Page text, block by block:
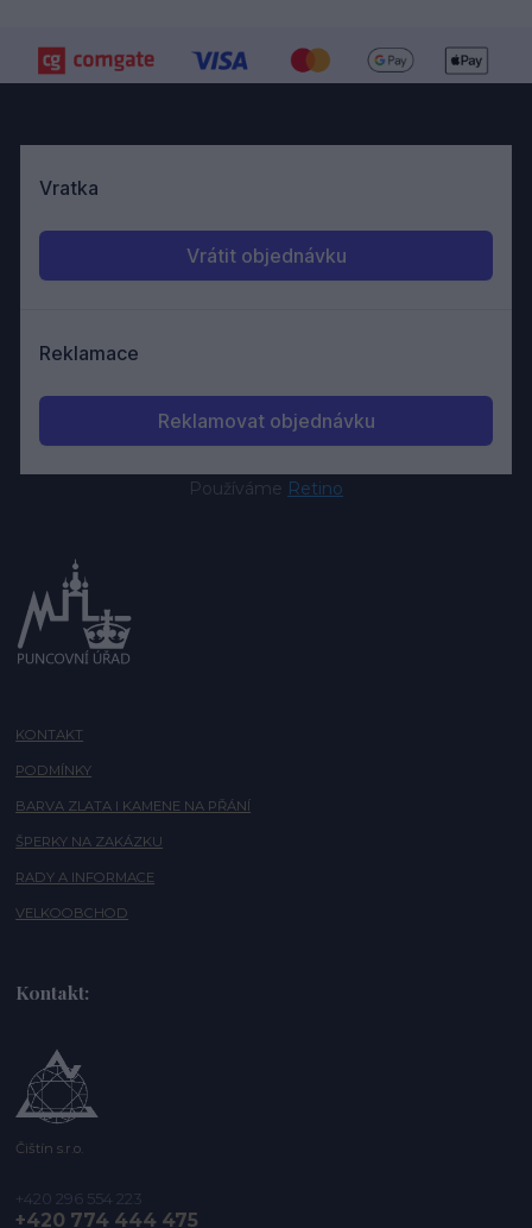
Používáme Retino
KONTAKT
PODMÍNKY
BARVA ZLATA I KAMENE NA PŘÁNÍ
ŠPERKY NA ZAKÁZKU
RADY A INFORMACE
VELKOOBCHOD
Kontakt:
Čištín s.r.o.
+420 296 554 223
+420 774 444 475